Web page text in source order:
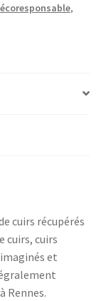
écoresponsable,
cuirs récupérés
cuirs, cuirs
et
Rennes.